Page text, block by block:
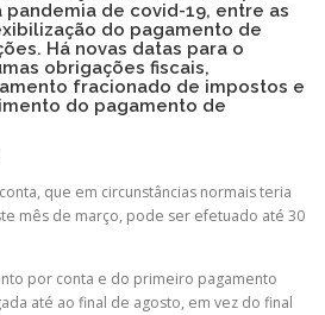
de covid-19, entre as
do pagamento de
Há novas datas para o
obrigações fiscais,
fracionado de impostos e
do pagamento de
que em circunstâncias normais teria
mês de março, pode ser efetuado até 30
por conta e do primeiro pagamento
até ao final de agosto, em vez do final